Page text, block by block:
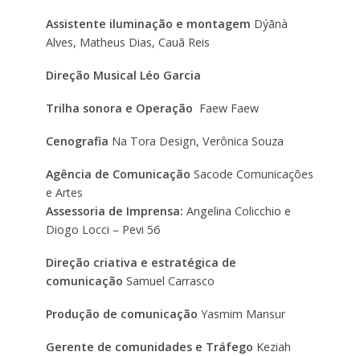
Assistente iluminação e montagem Dýãnà
Alves, Matheus Dias, Cauã Reis
Direção Musical Léo Garcia
Trilha sonora e Operação Faew Faew
Cenografia Na Tora Design, Verônica Souza
Agência de Comunicação Sacode Comunicações
e Artes
Assessoria de Imprensa: Angelina Colicchio e
Diogo Locci – Pevi 56
Direção criativa e estratégica de
comunicação Samuel Carrasco
Produção de comunicação Yasmim Mansur
Gerente de comunidades e Tráfego Keziah